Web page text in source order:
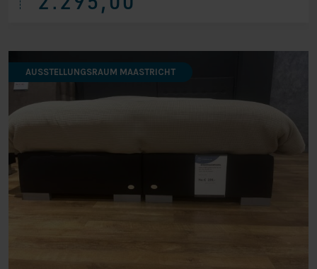
war:
ist:
AUSSTELLUNGSRAUM MAASTRICHT